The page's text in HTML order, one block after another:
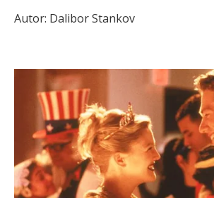
Autor: Dalibor Stankov